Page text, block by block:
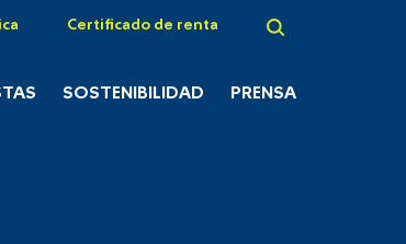
Certificado de renta
SOSTENIBILIDAD PRENSA